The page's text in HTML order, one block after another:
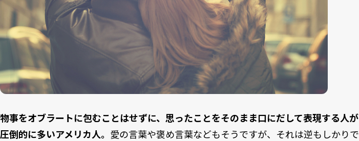
物事をオブラートに包むことはせずに、思ったことをそのまま口にだして表現する人が
圧倒的に多いアメリカ人。 愛の言葉や褒め言葉などもそうですが、それは逆もしかりで